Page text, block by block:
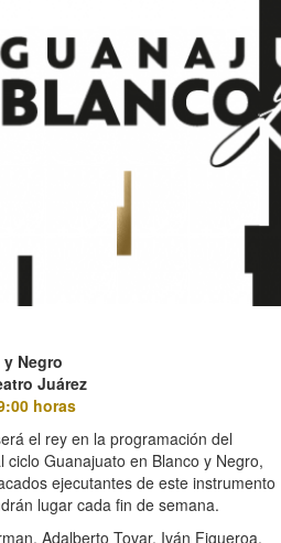
Negro
Juárez
horas
el rey en la programación del
ciclo Guanajuato en Blanco y Negro,
ejecutantes de este instrumento
lugar cada fin de semana.
Adalberto Tovar, Iván Figueroa,